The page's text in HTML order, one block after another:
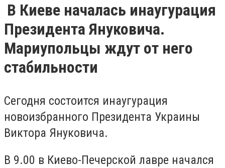
В Киеве началась инаугурация
Президента Януковича.
Мариупольцы ждут от него
стабильности
Сегодня состоится инаугурация
новоизбранного Президента Украины
Виктора Януковича.
В 9.00 в Киево-Печерской лавре начался